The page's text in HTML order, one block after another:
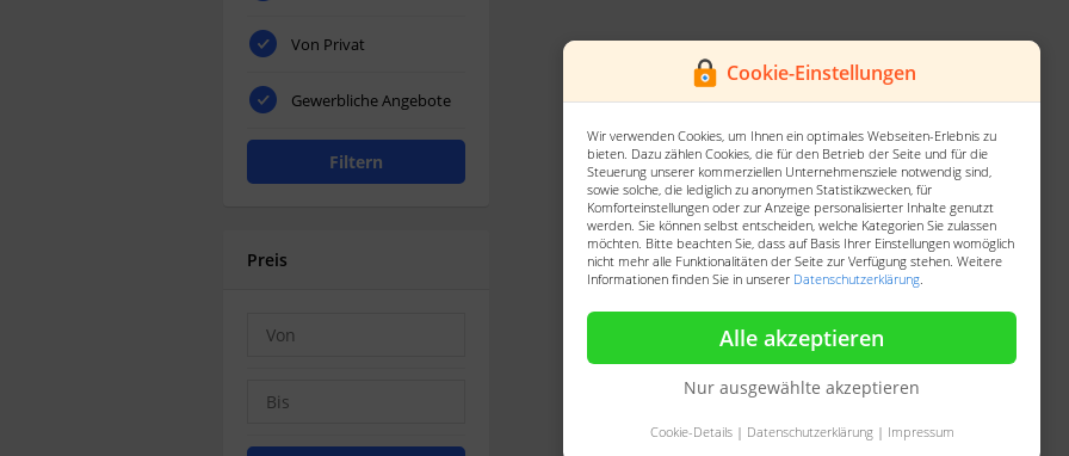
Cookie-Einstellungen
Wir verwenden Cookies, um Ihnen ein optimales Webseiten-Erlebnis zu
bieten. Dazu zählen Cookies, die für den Betrieb der Seite und für die
Steuerung unserer kommerziellen Unternehmensziele notwendig sind,
sowie solche, die lediglich zu anonymen Statistikzwecken, für
Komforteinstellungen oder zur Anzeige personalisierter Inhalte genutzt
werden. Sie können selbst entscheiden, welche Kategorien Sie zulassen
möchten. Bitte beachten Sie, dass auf Basis Ihrer Einstellungen womöglich
nicht mehr alle Funktionalitäten der Seite zur Verfügung stehen. Weitere
Informationen finden Sie in unserer Datenschutzerklärung
Alle akzeptieren
Nur ausgewählte akzeptieren
Cookie-Details| Datenschutzerklärung| Impressum
Von Privat
Gewerbliche Angebote
Filtern
Preis